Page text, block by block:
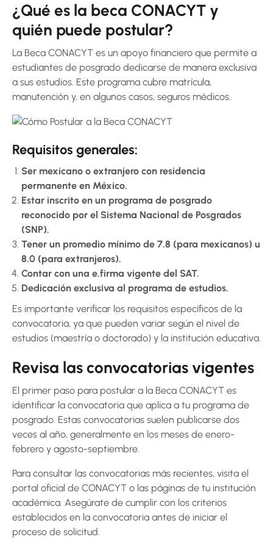
¿Qué es la beca CONACYT y
quién puede postular?
La Beca CONACYT es un apoyo financiero que permite a
estudiantes de posgrado dedicarse de manera exclusiva
a sus estudios. Este programa cubre matrícula,
manutención y, en algunos casos, seguros médicos.
Requisitos generales:
Ser mexicano o extranjero con residencia
permanente en México.
Estar inscrito en un programa de posgrado
reconocido por el Sistema Nacional de Posgrados
(SNP).
Tener un promedio mínimo de 7.8 (para mexicanos) u
8.0 (para extranjeros).
Contar con una e.firma vigente del SAT.
Dedicación exclusiva al programa de estudios.
Es importante verificar los requisitos específicos de la
convocatoria, ya que pueden variar según el nivel de
estudios (maestría o doctorado) y la institución educativa.
Revisa las convocatorias vigentes
El primer paso para postular a la Beca CONACYT es
identificar la convocatoria que aplica a tu programa de
posgrado. Estas convocatorias suelen publicarse dos
veces al año, generalmente en los meses de enero-
febrero y agosto-septiembre.
Para consultar las convocatorias más recientes, visita el
portal oficial de CONACYT o las páginas de tu institución
académica. Asegúrate de cumplir con los criterios
establecidos en la convocatoria antes de iniciar el
proceso de solicitud.